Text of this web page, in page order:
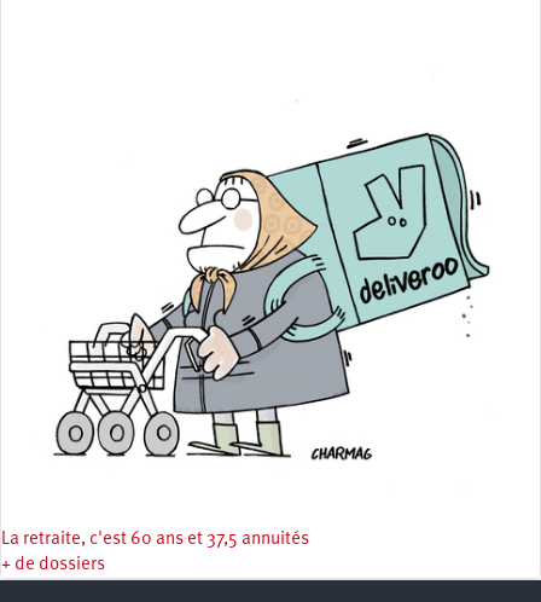
La retraite, c'est 60 ans et 37,5 annuités
+ de dossiers